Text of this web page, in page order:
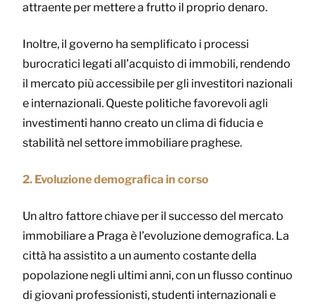
attraente per mettere a frutto il proprio denaro.
Inoltre, il governo ha semplificato i processi
burocratici legati all’acquisto di immobili, rendendo
il mercato più accessibile per gli investitori nazionali
e internazionali. Queste politiche favorevoli agli
investimenti hanno creato un clima di fiducia e
stabilità nel settore immobiliare praghese.
2. Evoluzione demografica in corso
Un altro fattore chiave per il successo del mercato
immobiliare a Praga è l’evoluzione demografica. La
città ha assistito a un aumento costante della
popolazione negli ultimi anni, con un flusso continuo
di giovani professionisti, studenti internazionali e